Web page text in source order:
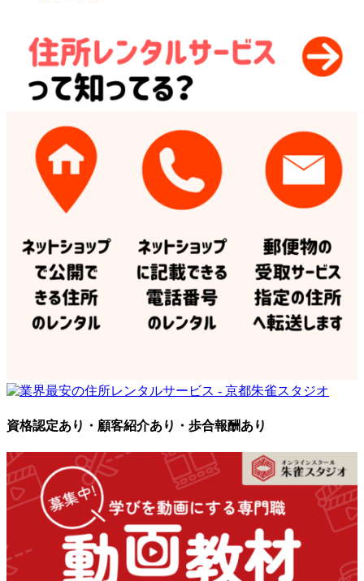
資格認定あり・顧客紹介あり・歩合報酬あり